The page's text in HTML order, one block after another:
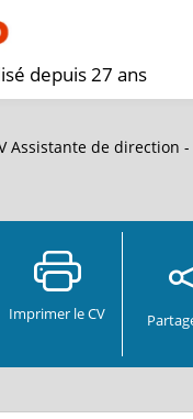
depuis 27 ans
Assistante de direction
Imprimer le CV